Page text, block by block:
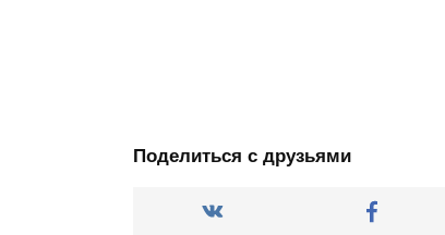
Поделиться с друзьями